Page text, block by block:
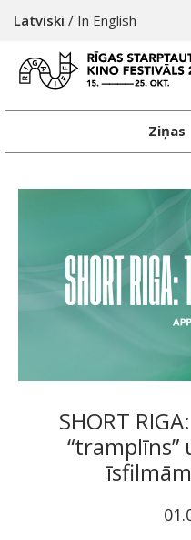
Latviski / In English
Ziņas
SHORT
“tramplīns”